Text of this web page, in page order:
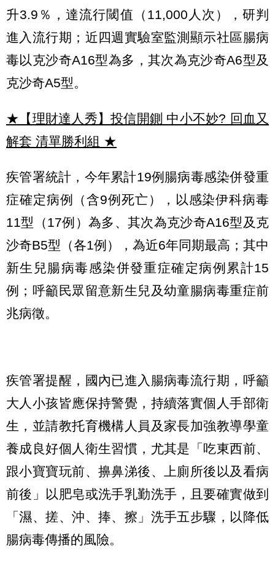
升3.9％，達流行閾值（11,000人次），研判
進入流行期；近四週實驗室監測顯示社區腸病
毒以克沙奇A16型為多，其次為克沙奇A6型及
克沙奇A5型。
★【理財達人秀】投信開鍘 中小不妙? 回血又
解套 清單勝利組 ★
疾管署統計，今年累計19例腸病毒感染併發重
症確定病例（含9例死亡），以感染伊科病毒
11型（17例）為多、其次為克沙奇A16型及克
沙奇B5型（各1例），為近6年同期最高；其中
新生兒腸病毒感染併發重症確定病例累計15
例；呼籲民眾留意新生兒及幼童腸病毒重症前
兆病徵。
疾管署提醒，國內已進入腸病毒流行期，呼籲
大人小孩皆應保持警覺，持續落實個人手部衛
生，並請教托育機構人員及家長加強教導學童
養成良好個人衛生習慣，尤其是「吃東西前、
跟小寶寶玩前、擤鼻涕後、上廁所後以及看病
前後」以肥皂或洗手乳勤洗手，且要確實做到
「濕、搓、沖、捧、擦」洗手五步驟，以降低
腸病毒傳播的風險。